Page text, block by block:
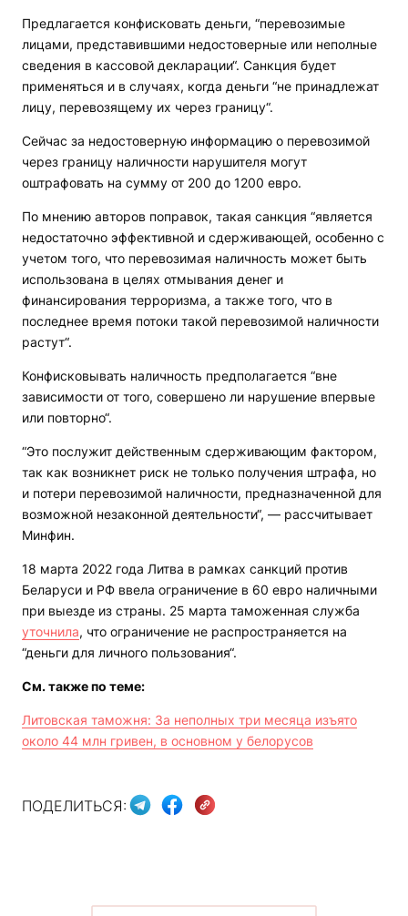
Предлагается конфисковать деньги, “перевозимые
лицами, представившими недостоверные или неполные
сведения в кассовой декларации“. Санкция будет
применяться и в случаях, когда деньги “не принадлежат
лицу, перевозящему их через границу“.
Сейчас за недостоверную информацию о перевозимой
через границу наличности нарушителя могут
оштрафовать на сумму от 200 до 1200 евро.
По мнению авторов поправок, такая санкция “является
недостаточно эффективной и сдерживающей, особенно с
учетом того, что перевозимая наличность может быть
использована в целях отмывания денег и
финансирования терроризма, а также того, что в
последнее время потоки такой перевозимой наличности
растут“.
Конфисковывать наличность предполагается “вне
зависимости от того, совершено ли нарушение впервые
или повторно“.
“Это послужит действенным сдерживающим фактором,
так как возникнет риск не только получения штрафа, но
и потери перевозимой наличности, предназначенной для
возможной незаконной деятельности“, — рассчитывает
Минфин.
18 марта 2022 года Литва в рамках санкций против
Беларуси и РФ ввела ограничение в 60 евро наличными
при выезде из страны. 25 марта таможенная служба
уточнила, что ограничение не распространяется на
“деньги для личного пользования“.
См. также по теме:
Литовская таможня: За неполных три месяца изъято
около 44 млн гривен, в основном у белорусов
ПОДЕЛИТЬСЯ: